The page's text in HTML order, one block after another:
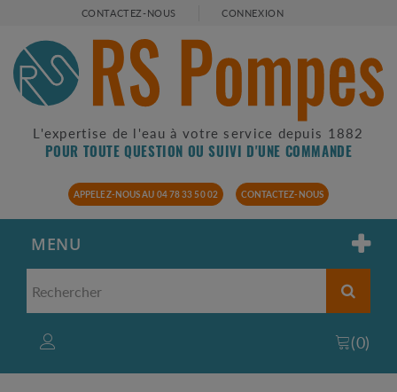
CONTACTEZ-NOUS CONNEXION
L'expertise de l'eau à votre service depuis 1882
POUR TOUTE QUESTION OU SUIVI D'UNE COMMANDE
APPELEZ-NOUS AU 04 78 33 50 02 CONTACTEZ-NOUS
MENU
(0)